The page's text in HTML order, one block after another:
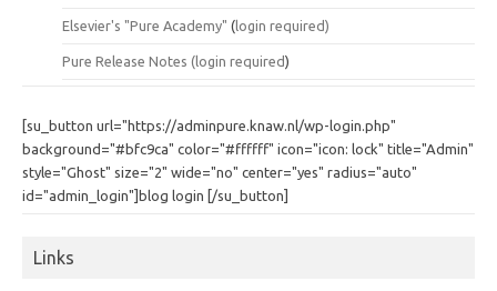
Elsevier's "Pure Academy" (login required)
Pure Release Notes (login required)
[su_button url="https://adminpure.knaw.nl/wp-login.php"
background="#bfc9ca" color="#ffffff" icon="icon: lock" title="Admin"
style="Ghost" size="2" wide="no" center="yes" radius="auto"
id="admin_login"]blog login [/su_button]
Links